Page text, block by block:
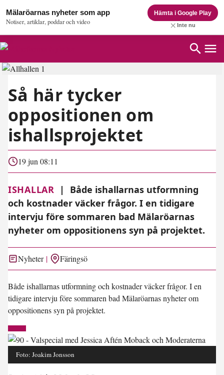
Mälaröarnas nyheter som app
Notiser, artiklar, poddar och video
Hämta i Google Play
Inte nu
Så här tycker
oppositionen om
ishallsprojektet
19 jun 08:11
ISHALLAR |
Både ishallarnas utformning
och kostnader väcker frågor. I en tidigare
intervju före sommaren bad Mälaröarnas
nyheter om oppositionens syn på projektet.
Nyheter Färingsö
Både ishallarnas utformning och kostnader väcker frågor. I en
tidigare intervju före sommaren bad Mälaröarnas nyheter om
oppositionens syn på projektet.
Foto: Joakim Jonsson